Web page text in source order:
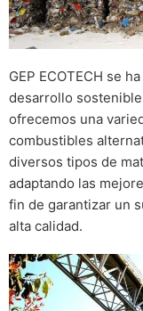
GEP ECOTECH se
desarrollo
ofrecemos una
combustibles
diversos tipos de
adaptando las
fin de garantizar un
alta calidad.